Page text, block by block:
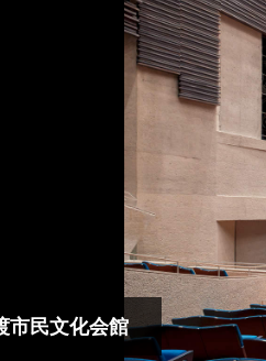
市民文化会館